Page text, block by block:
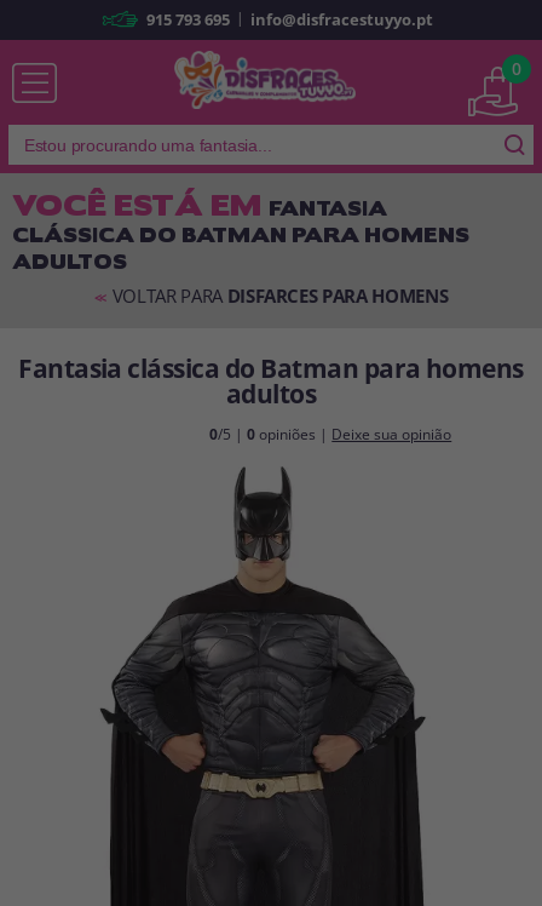
Já sou cliente
Lembrar-me Esqueceu sua senha?
ENTRAR
É a minha primeira vez
Sou novo
disfracestuyyo.pt
compras rapidamente em nossa loja virtual, verificar o status de seus
pedidos e consultar suas operações anteriores.
Vá em frente! Estávamos esperando por você.
CRIAR CONTA
915 793 695 | info@disfracestuyyo.pt
0
VOCÊ ESTÁ EM FANTASIA
CLÁSSICA DO BATMAN PARA HOMENS
ADULTOS
<< VOLTAR PARA DISFARCES PARA HOMENS
Fantasia clássica do Batman para homens
adultos
0/5 |0 opiniões | Deixe sua opinião